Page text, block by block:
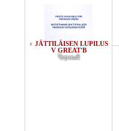
♀ JÄTTILÄISEN LUPILUS
V GREAT'B
Черный